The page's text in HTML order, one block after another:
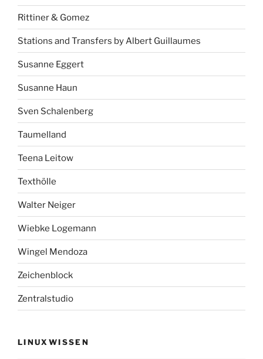
Rittiner & Gomez
Stations and Transfers by Albert Guillaumes
Susanne Eggert
Susanne Haun
Sven Schalenberg
Taumelland
Teena Leitow
Texthölle
Walter Neiger
Wiebke Logemann
Wingel Mendoza
Zeichenblock
Zentralstudio
LINUXWISSEN